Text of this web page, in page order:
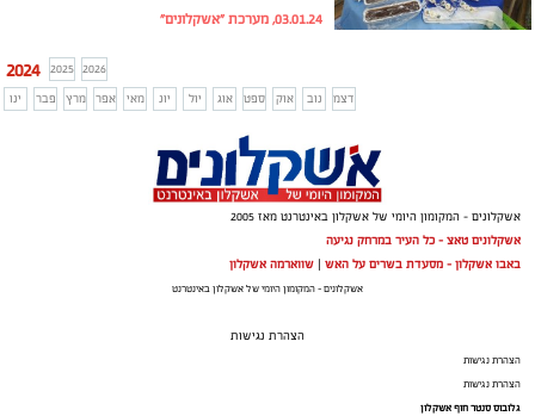
03.01.24, מערכת "אשקלונים"
2024 2025 2026
ינו
פבר מרץ אפר מאי יונ יול אוג ספט אוק נוב דצמ
אשקלונים - המקומון היומי של אשקלון באינטרנט מאז 2005
אשקלונים טאצ - כל העיר במרחק נגיעה
באבו אשקלון - מסעדת בשרים על האש | שווארמה אשקלון
אשקלונים - המקומון היומי של אשקלון באינטרנט
הצהרת נגישות
הצהרת נגישות
הצהרת נגישות
גלובוס סנטר חוף אשקלון